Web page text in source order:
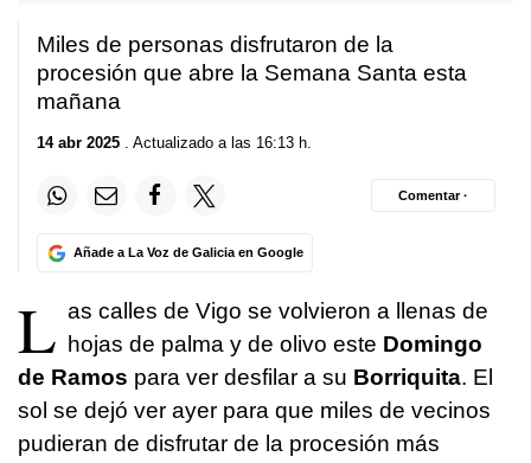
Miles de personas disfrutaron de la
procesión que abre la Semana Santa esta
mañana
14 abr 2025 . Actualizado a las 16:13 h.
Añade a La Voz de Galicia en Google
Comentar ·
L as calles de Vigo se volvieron a llenas de
hojas de palma y de olivo este Domingo
de Ramos para ver desfilar a su Borriquita. El
sol se dejó ver ayer para que miles de vecinos
pudieran de disfrutar de la procesión más